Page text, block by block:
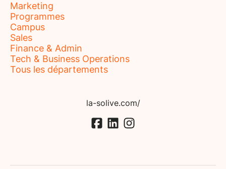
Marketing
Programmes
Campus
Sales
Finance & Admin
Tech & Business Operations
Tous les départements
la-solive.com/